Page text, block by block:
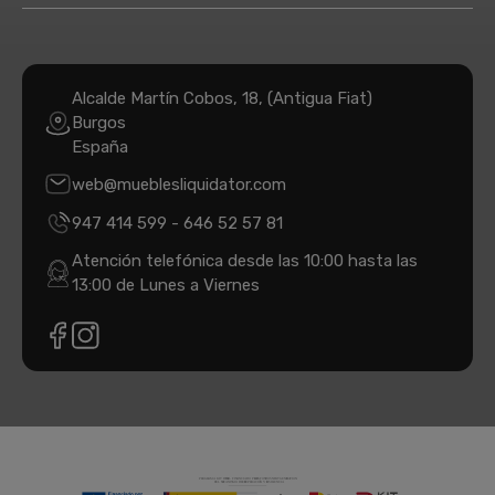
Alcalde Martín Cobos, 18, (Antigua Fiat)
Burgos
España
web@mueblesliquidator.com
947 414 599 - 646 52 57 81
Atención telefónica desde las 10:00 hasta las
13:00 de Lunes a Viernes